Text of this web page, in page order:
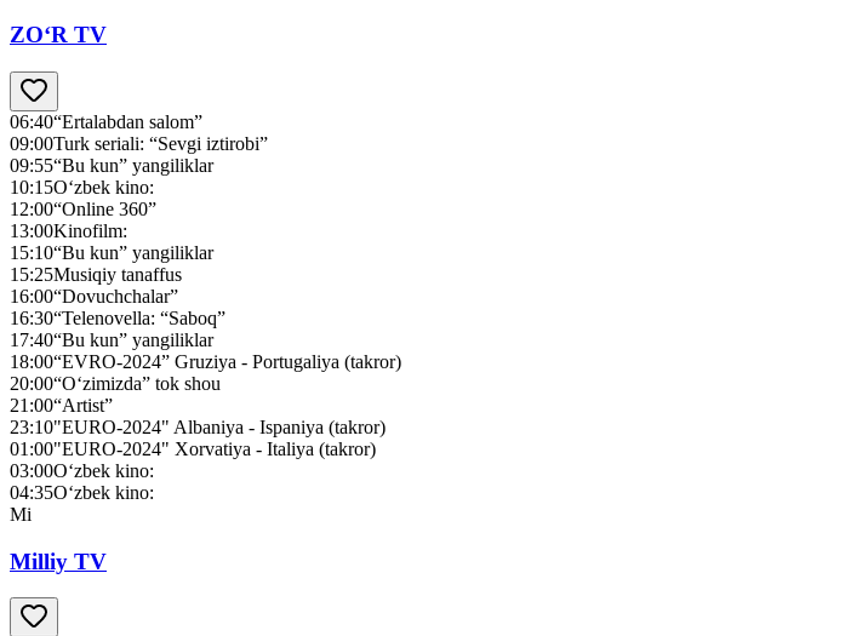
ZO‘R TV
06:40“Ertalabdan salom”
09:00Turk seriali: “Sevgi iztirobi”
09:55“Bu kun” yangiliklar
10:15O‘zbek kino:
12:00“Online 360”
13:00Kinofilm:
15:10“Bu kun” yangiliklar
15:25Musiqiy tanaffus
16:00“Dovuchchalar”
16:30“Telenovella: “Saboq”
17:40“Bu kun” yangiliklar
18:00“EVRO-2024” Gruziya - Portugaliya (takror)
20:00“O‘zimizda” tok shou
21:00“Artist”
23:10"EURO-2024" Albaniya - Ispaniya (takror)
01:00"EURO-2024" Xorvatiya - Italiya (takror)
03:00O‘zbek kino:
04:35O‘zbek kino:
Mi
Milliy TV